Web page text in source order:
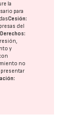
la
para
Cesión:
del
Derechos:
y
no
presentar